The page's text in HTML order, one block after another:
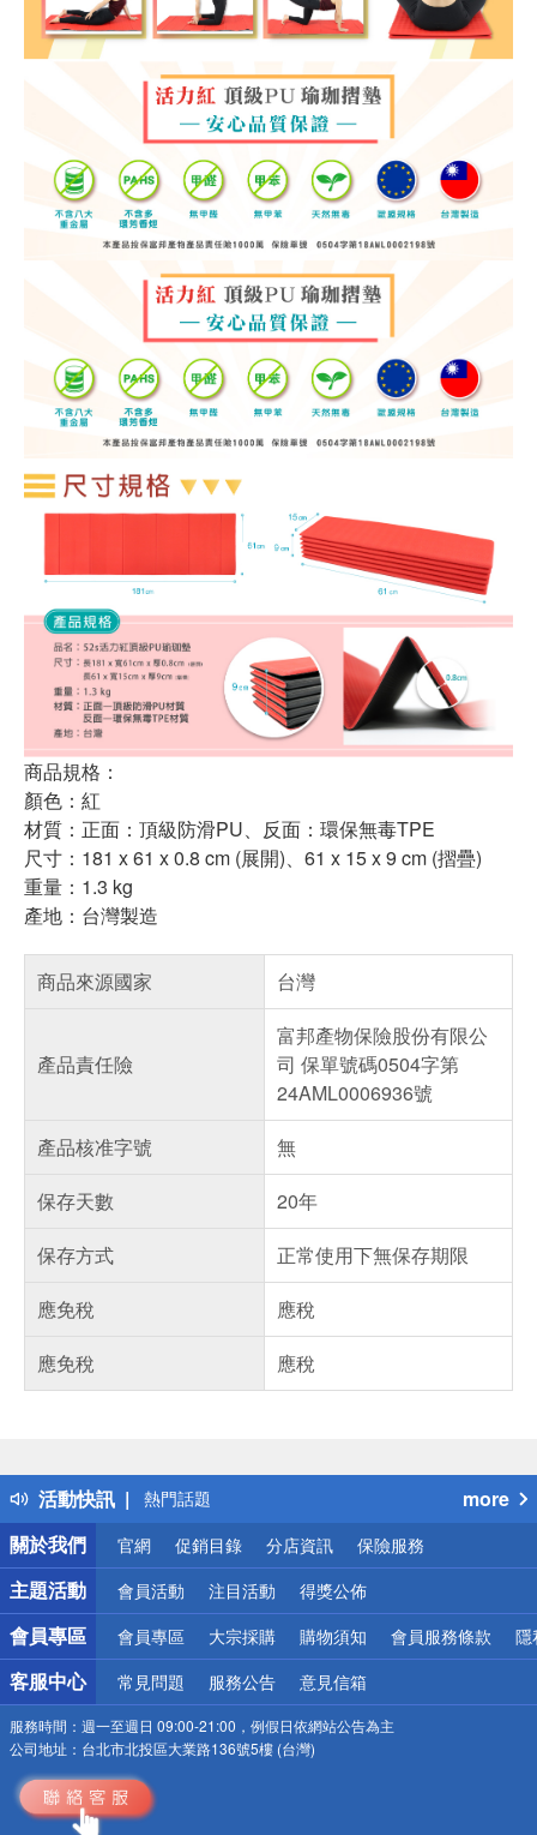
商品規格：
顏色：紅
材質：正面：頂級防滑PU、反面：環保無毒TPE
尺寸：181 x 61 x 0.8 cm (展開)、61 x 15 x 9 cm (摺疊)
重量：1.3 kg
產地：台灣製造
商品來源國家 台灣
產品責任險
富邦產物保險股份有限公
司 保單號碼0504字第
24AML0006936號
產品核准字號
無
保存天數
20年
保存方式
正常使用下無保存期限
應免稅
應稅
應免稅
應稅
活動快訊
得獎公告
熱門話題
銀行優惠
偏遠地區配送
詐騙網頁！請小心！
more
關於我們
官網 促銷目錄 分店資訊 保險服務
主題活動 會員活動 注目活動 得獎公佈
會員專區 會員專區 大宗採購 購物須知 會員服務條款 隱
客服中心 常見問題 服務公告 意見信箱
服務時間： 週一至週日 09:00-21:00，例假日依網站公告為主
公司地址： 台北市北投區大業路136號5樓 (台灣)